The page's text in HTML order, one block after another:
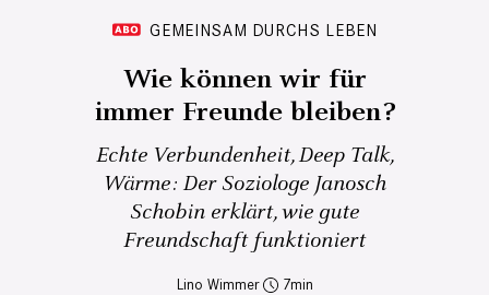
GEMEINSAM DURCHS LEBEN
Wie können wir für
immer Freunde bleiben?
Echte Verbundenheit, Deep Talk,
Wärme: Der Soziologe Janosch
Schobin erklärt, wie gute
Freundschaft funktioniert
Lino Wimmer 7